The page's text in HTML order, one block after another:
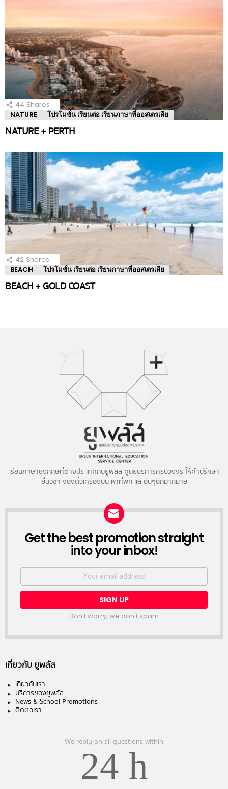
44 Shares
NATURE
โปรโมชั่น เรียนต่อ เรียนภาษาที่ออสเตรเลีย
NATURE + PERTH
42 Shares
BEACH
โปรโมชั่น เรียนต่อ เรียนภาษาที่ออสเตรเลีย
BEACH + GOLD COAST
เรียนภาษาอังกฤษที่ต่างประเทศกับยูพลัส ศูนย์บริการครบวงจร ให้คำปรึกษา
ยื่นวีซ่า จองตั๋วเครื่องบิน หาที่พัก และอื่นๆอีกมากมาย
NEWSLETTER
Get the best promotion straight
into your inbox!
Email
Don't worry, we don't spam
เกี่ยวกับ ยูพลัส
เกี่ยวกับเรา
บริการของยูพลัส
News & School Promotions
ติดต่อเรา
We reply on all questions within
24 h